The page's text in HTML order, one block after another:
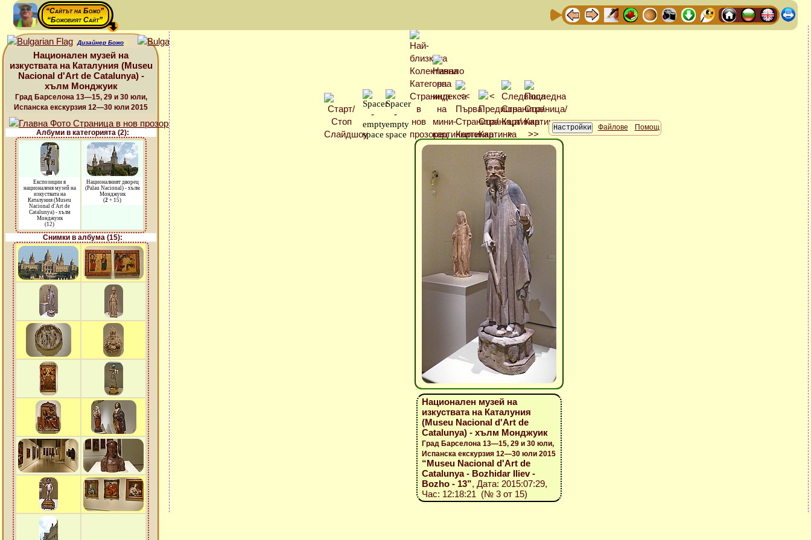
“Сайтът на Божо”
“Божовият Сайт”
Дизайнер Божо
Национален музей на
изкуствата на Каталуния (Museu
Nacional d'Art de Catalunya) -
хълм Монджуик
Град Барселона 13—15, 29 и 30 юли,
Испанска екскурзия 12—30 юли 2015
Албуми в категорията (2):
Експозиции в
националеня музей на
изкуствата на
Каталуния (Museu
Nacional d'Art de
Catalunya) - хълм
Монджуик
(12)
Националният дворец
(Palau Nacional) - хълм
Монджуик
(2 + 15)
Снимки в албума (15):
Файлове Помощ
Национален музей на
изкуствата на Каталуния
(Museu Nacional d'Art de
Catalunya) - хълм Монджуик
Град Барселона 13—15, 29 и 30 юли,
Испанска екскурзия 12—30 юли 2015
“Museu Nacional d'Art de
Catalunya - Bozhidar Iliev -
Bozho - 13”, Дата: 2015:07:29,
Час: 12:18:21 (№ 3 от 15)